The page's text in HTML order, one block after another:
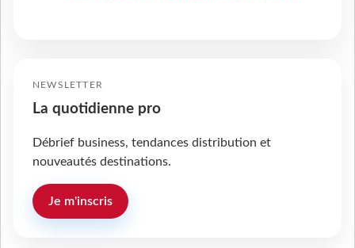
NEWSLETTER
La quotidienne pro
Débrief business, tendances distribution et
nouveautés destinations.
Je m'inscris